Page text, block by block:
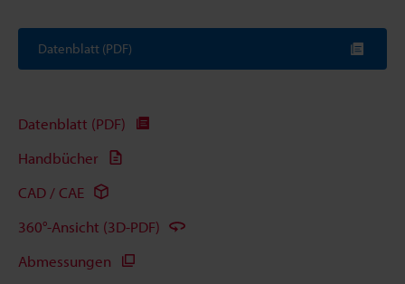
Datenblatt (PDF)
Datenblatt (PDF)
Handbücher
CAD / CAE
360°-Ansicht (3D-PDF)
Abmessungen